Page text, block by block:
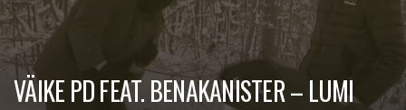
VÄIKE PD FEAT. BENAKANISTER – LUMI